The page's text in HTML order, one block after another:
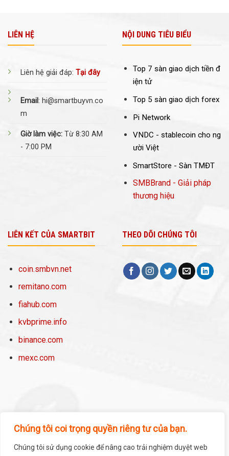
Chúng tôi coi trọng quyền riêng tư của bạn.
Chúng tôi sử dụng cookie để nâng cao trải nghiệm duyệt web
LIÊN HỆ
Liên hệ giải đáp: Tại đây
Email: hi@smartbuyvn.co
m
Giờ làm việc: Từ 8:30 AM
- 7:00 PM
NỘI DUNG TIÊU BIỂU
Top 7 sàn giao dịch tiền đ
iện tử
Top 5 sàn giao dịch forex
Pi Network
VNDC - stablecoin cho ng
ười Việt
SmartStore - Sàn TMĐT
SMBBrand - Giải pháp
thương hiệu
LIÊN KẾT CỦA SMARTBIT
coin.smbvn.net
remitano.com
fiahub.com
kvbprime.info
binance.com
mexc.com
THEO DÕI CHÚNG TÔI